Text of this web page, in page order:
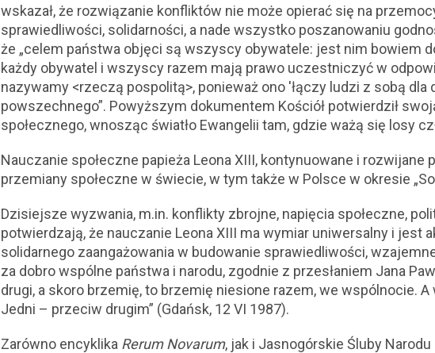
wskazał, że rozwiązanie konfliktów nie może opierać się na
sprawiedliwości, solidarności, a nade wszystko poszanowaniu
że „celem państwa objęci są wszyscy obywatele: jest nim bowiem
każdy obywatel i wszyscy razem mają prawo uczestniczyć w
nazywamy <rzeczą pospolitą>, ponieważ ono 'łączy ludzi z sobą dla
powszechnego”. Powyższym dokumentem Kościół potwierdził
społecznego, wnosząc światło Ewangelii tam, gdzie ważą się losy
Nauczanie społeczne papieża Leona XIII, kontynuowane i rozwijane
przemiany społeczne w świecie, w tym także w Polsce w okresie
Dzisiejsze wyzwania, m.in. konflikty zbrojne, napięcia społeczne,
potwierdzają, że nauczanie Leona XIII ma wymiar uniwersalny i jest
solidarnego zaangażowania w budowanie sprawiedliwości,
za dobro wspólne państwa i narodu, zgodnie z przesłaniem Jana
drugi, a skoro brzemię, to brzemię niesione razem, we wspólnocie.
Jedni – przeciw drugim” (Gdańsk, 12 VI 1987).
Zarówno encyklika Rerum Novarum, jak i Jasnogórskie Śluby